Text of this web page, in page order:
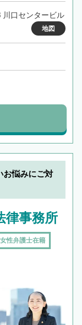
川口センタービル
地図
お悩みにご対
律事務所
女性弁護士在籍